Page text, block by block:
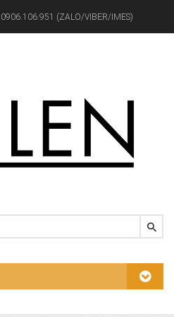
(ZALO/VIBER/IMES)